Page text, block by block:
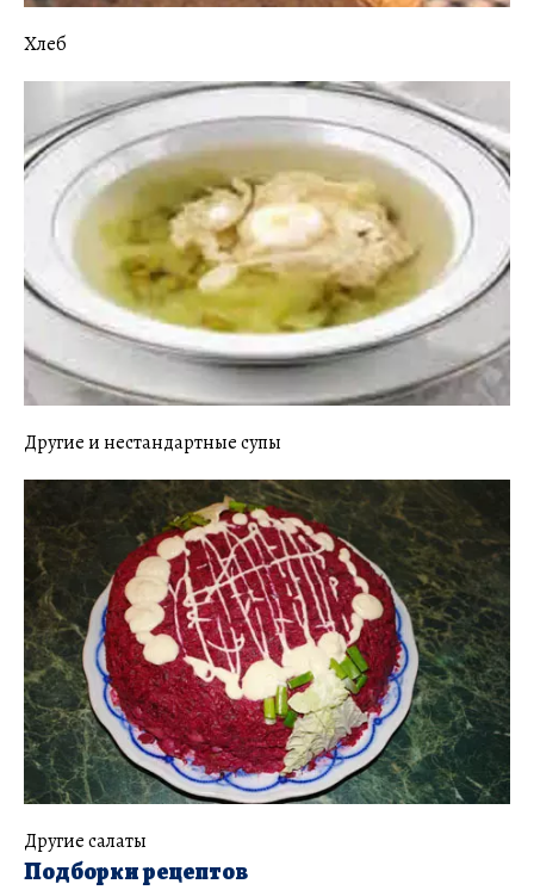
Хлеб
Другие и нестандартные супы
Другие салаты
Подборки рецептов